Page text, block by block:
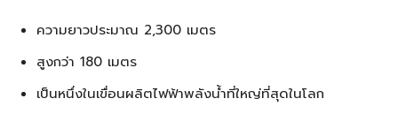
ความยาวประมาณ 2,300 เมตร
สูงกว่า 180 เมตร
เป็นหนึ่งในเขื่อนผลิตไฟฟ้าพลังน้ำที่ใหญ่ที่สุดในโลก